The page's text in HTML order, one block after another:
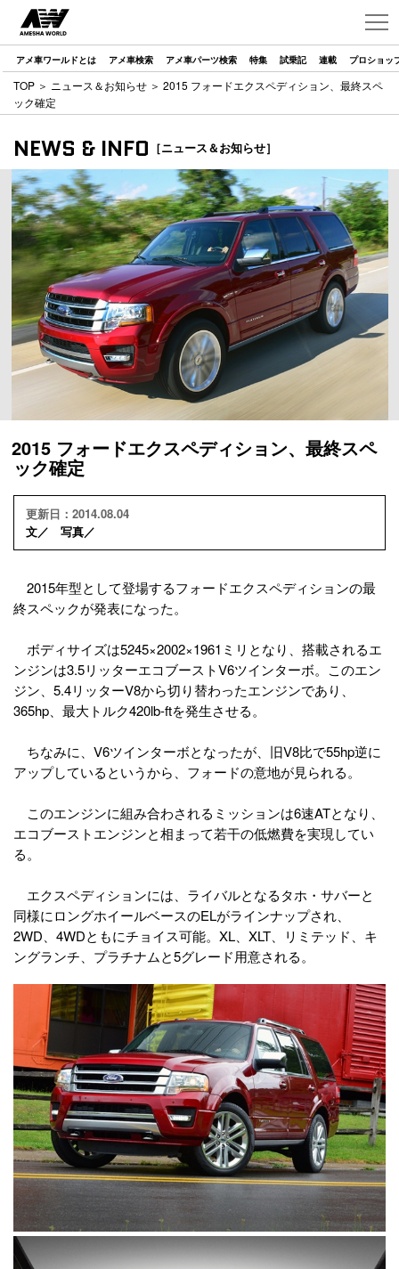
アメ車ワールドとは アメ車検索 アメ車パーツ検索 特集 試乗記 連載 プロショッ
TOP ＞ ニュース＆お知らせ ＞ 2015 フォードエクスペディション、最終スペ
ック確定
NEWS & INFO ［ニュース＆お知らせ］
2015 フォードエクスペディション、最終スペ
ック確定
更新日：2014.08.04
文／ 写真／
2015年型として登場するフォードエクスペディションの最
終スペックが発表になった。
ボディサイズは5245×2002×1961ミリとなり、搭載されるエ
ンジンは3.5リッターエコブーストV6ツインターボ。このエン
ジン、5.4リッターV8から切り替わったエンジンであり、
365hp、最大トルク420lb-ftを発生させる。
ちなみに、V6ツインターボとなったが、旧V8比で55hp逆に
アップしているというから、フォードの意地が見られる。
このエンジンに組み合わされるミッションは6速ATとなり、
エコブーストエンジンと相まって若干の低燃費を実現してい
る。
エクスペディションには、ライバルとなるタホ・サバーと
同様にロングホイールベースのELがラインナップされ、
2WD、4WDともにチョイス可能。XL、XLT、リミテッド、キ
ングランチ、プラチナムと5グレード用意される。